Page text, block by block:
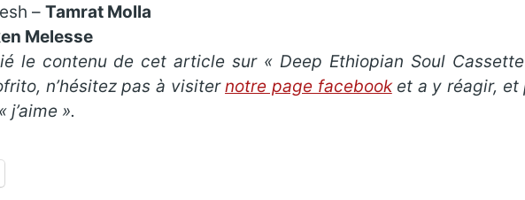
– Tamrat Molla
Melesse
le contenu de cet article sur « Deep Ethiopian Soul
n’hésitez pas à visiternotre page facebooket a y réagir, et
j’aime ».